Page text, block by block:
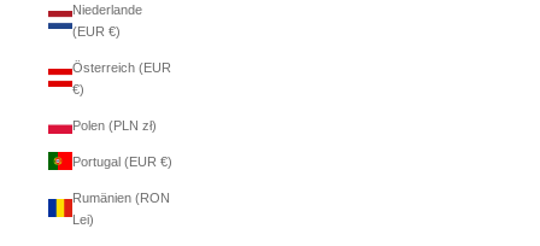
Niederlande
(EUR €)
Österreich (EUR
€)
Polen (PLN zł)
Portugal (EUR €)
Rumänien (RON
Lei)